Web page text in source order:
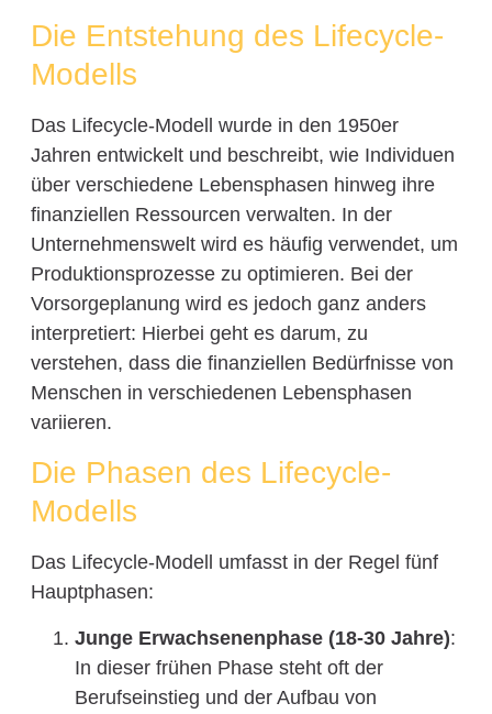
Die Entstehung des Lifecycle-
Modells
Das Lifecycle-Modell wurde in den 1950er
Jahren entwickelt und beschreibt, wie Individuen
über verschiedene Lebensphasen hinweg ihre
finanziellen Ressourcen verwalten. In der
Unternehmenswelt wird es häufig verwendet, um
Produktionsprozesse zu optimieren. Bei der
Vorsorgeplanung wird es jedoch ganz anders
interpretiert: Hierbei geht es darum, zu
verstehen, dass die finanziellen Bedürfnisse von
Menschen in verschiedenen Lebensphasen
variieren.
Die Phasen des Lifecycle-
Modells
Das Lifecycle-Modell umfasst in der Regel fünf
Hauptphasen:
Junge Erwachsenenphase (18-30 Jahre):
In dieser frühen Phase steht oft der
Berufseinstieg und der Aufbau von